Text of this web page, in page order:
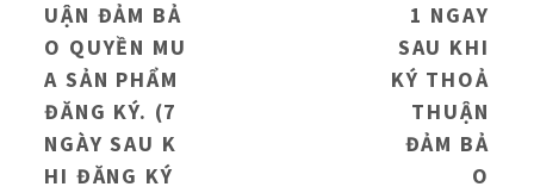
UẬN ĐẢM BẢ
O QUYỀN MU
A SẢN PHẨM
ĐĂNG KÝ. (7
NGÀY SAU K
HI ĐĂNG KÝ
1 NGAY
SAU KHI
KÝ THOẢ
THUẬN
ĐẢM BẢ
O